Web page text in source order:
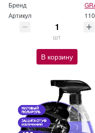
Бренд
Артикул
шт
В корзину